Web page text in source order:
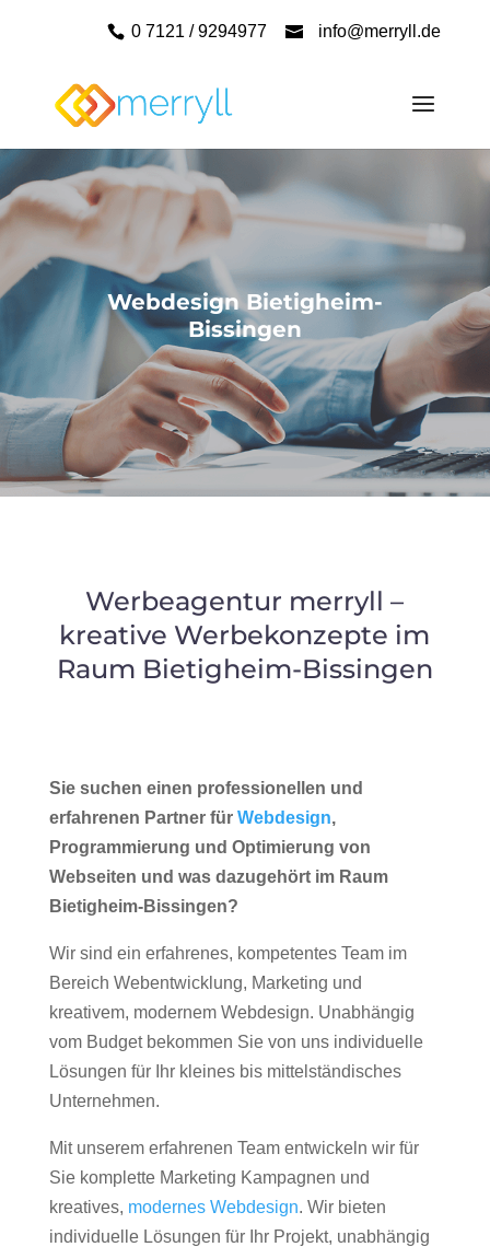
0 7121 / 9294977 info@merryll.de
Webdesign Bietigheim-
Bissingen
Werbeagentur merryll –
kreative Werbekonzepte im
Raum Bietigheim-Bissingen
Sie suchen einen professionellen und
erfahrenen Partner für Webdesign,
Programmierung und Optimierung von
Webseiten und was dazugehört im Raum
Bietigheim-Bissingen?
Wir sind ein erfahrenes, kompetentes Team im
Bereich Webentwicklung, Marketing und
kreativem, modernem Webdesign. Unabhängig
vom Budget bekommen Sie von uns individuelle
Lösungen für Ihr kleines bis mittelständisches
Unternehmen.
Mit unserem erfahrenen Team entwickeln wir für
Sie komplette Marketing Kampagnen und
kreatives, modernes Webdesign. Wir bieten
individuelle Lösungen für Ihr Projekt, unabhängig